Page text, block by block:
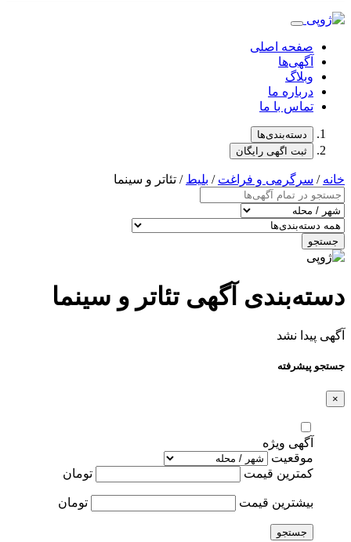
صفحه اصلی
آگهی‌ها
وبلاگ
درباره ما
تماس با ما
دسته‌بندی‌ها
ثبت اگهی رایگان
خانه / سرگرمی و فراغت / بلیط / تئاتر و سینما
جستجو
دسته‌بندی آگهی تئاتر و سینما
آگهی پیدا نشد
جستجو پیشرفته
×
آگهی ویژه
موقعیت
کمترین قیمت
تومان
بیشترین قیمت تومان
جستجو